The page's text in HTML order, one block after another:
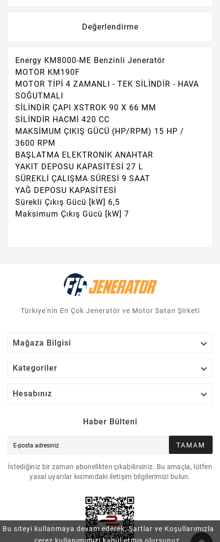
Bu siteyi kullanmaya devam ederek, Şartlar ve Koşullarımızla
Değerlendirme
Energy KM8000-ME Benzinli Jeneratör
MOTOR KM190F
MOTOR TİPİ 4 ZAMANLI - TEK SİLİNDİR - HAVA
SOĞUTMALI
SİLİNDİR ÇAPI XSTROK 90 X 66 MM
SİLİNDİR HACMİ 420 CC
MAKSİMUM ÇIKIŞ GÜCÜ (HP/RPM) 15 HP /
3600 RPM
BAŞLATMA ELEKTRONİK ANAHTAR
YAKIT DEPOSU KAPASİTESİ 27 L
SÜREKLİ ÇALIŞMA SÜRESİ 9 SAAT
YAĞ DEPOSU KAPASİTESİ
Sürekli Çıkış Gücü [kW] 6,5
Maksimum Çıkış Gücü [kW] 7
Türkiye'nin En Çok Jeneratör ve Motor Satan Şirketi
Mağaza Bilgisi 
Kategoriler 
Hesabınız 
Haber Bülteni
TAMAM
İstediğiniz bir zaman abonelikten çıkabilirsiniz. Bu amaçla, lütfen
yasal uyarılar kısmındaki iletişim bilgilerimizi bulun.